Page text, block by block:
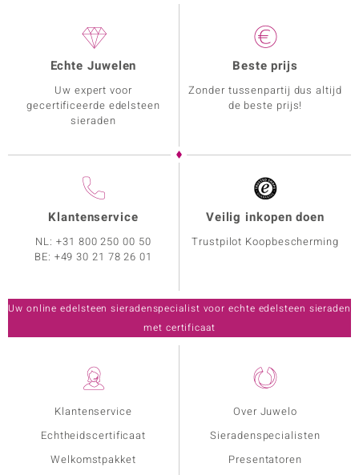
Klantenservice
Echtheidscertificaat
Welkomstpakket
Over Juwelo
Sieradenspecialisten
Presentatoren
Echte Juwelen
Uw expert voor
gecertificeerde edelsteen
sieraden
Beste prijs
Zonder tussenpartij dus altijd
de beste prijs!
Klantenservice
NL:+31 800 250 00 50
BE: +49 30 21 78 26 01
Veilig inkopen doen
Trustpilot Koopbescherming
Uw online edelsteen sieradenspecialist voor echte edelsteen sieraden
met certificaat